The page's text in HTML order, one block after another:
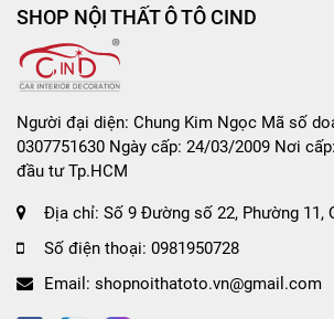
Hướng dẫn sử dụng:
SHOP NỘI THẤT Ô TÔ CIND
Người đại diện: Chung Kim Ngọc Mã số
0307751630 Ngày cấp: 24/03/2009 Nơi
đầu tư Tp.HCM
Địa chỉ: Số 9 Đường số 22, Phường 11,
Số điện thoại: 0981950728
Email: shopnoithatoto.vn@gmail.com